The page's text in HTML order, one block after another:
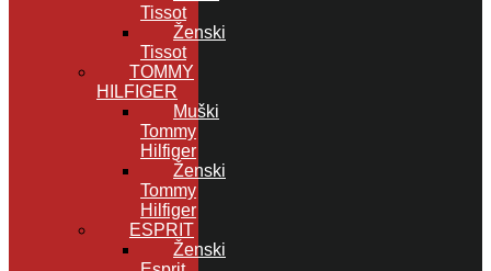
Tissot
Ženski
Tissot
TOMMY
HILFIGER
Muški
Tommy
Hilfiger
Ženski
Tommy
Hilfiger
ESPRIT
Ženski